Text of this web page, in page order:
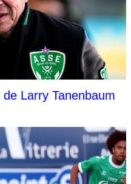
Larry Tanenbaum